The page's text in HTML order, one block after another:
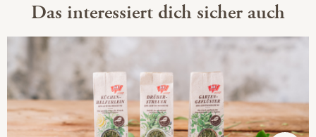
Das interessiert dich sicher auch